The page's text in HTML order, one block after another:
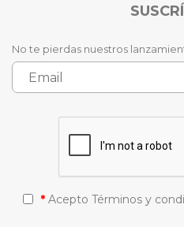
No te pierdas nuestros
* Acepto Términos y